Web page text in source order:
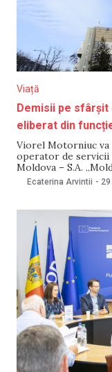
Viață
Demisii pe
eliberat din
Viorel Motorniuc va
operator de servicii
Moldova – S.A.
Alexandru Ciubuc
Ecaterina Arvintii -